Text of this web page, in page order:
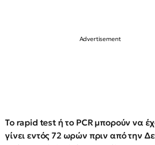
Το rapid test ή το PCR μπορούν να
γίνει εντός 72 ωρών πριν από την